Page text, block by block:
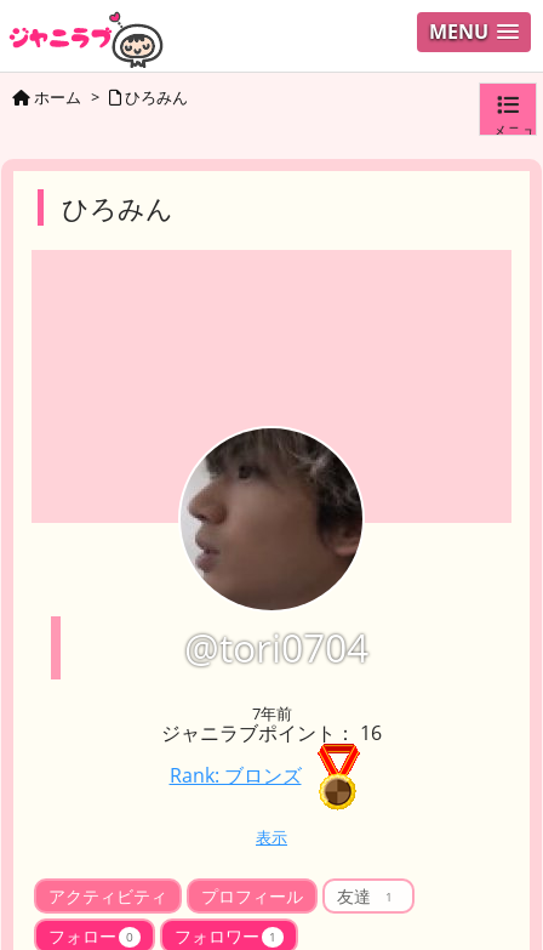
MENU
メニュ
ホーム > ひろみん
ひろみん
@tori0704
7年前
ジャニラブポイント： 16
Rank: ブロンズ
表示
アクティビティ プロフィール 友達 1
フォロー 0 フォロワー 1